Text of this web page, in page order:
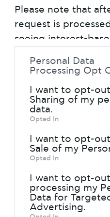
Please note that
request is
seeing interest-
personal
separately opt-out
disclosure of your
by third parties on
downstream
information may
Downstream
further disclose it
Personal Data
Processing Opt
I want to opt-
Sharing of my
data.
Opted In
I want to opt-
Sale of my
Opted In
I want to opt-
processing my
Data for
Advertising.
αίγλης, όπου τα
χρόνου έδιναν
ηχητικά ερεθίσματα.